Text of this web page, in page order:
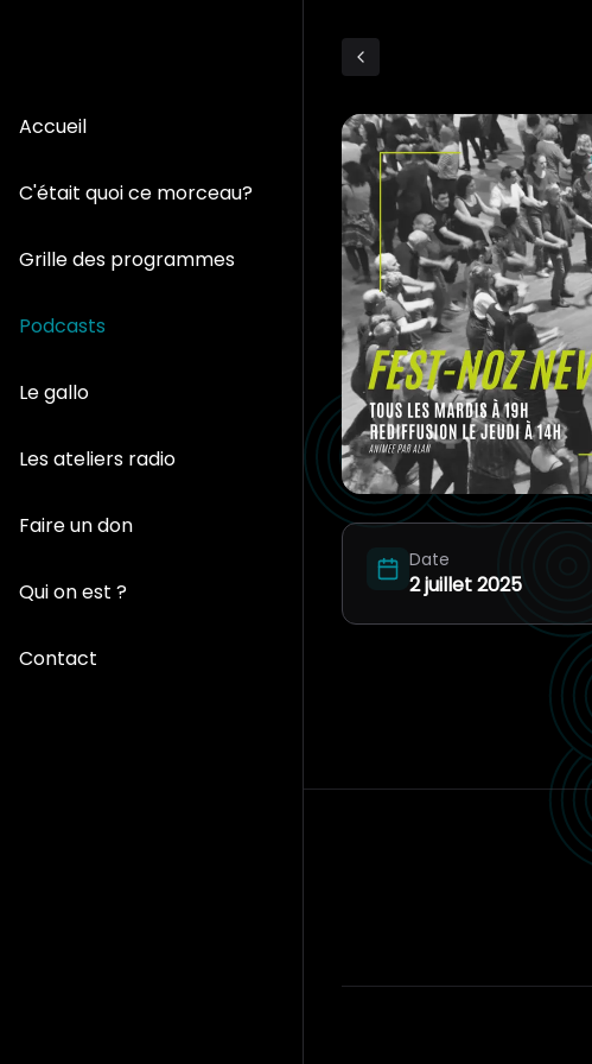
Accueil
C'était quoi ce morceau?
Grille des programmes
Podcasts
Le gallo
Les ateliers radio
Faire un don
Qui on est ?
Contact
Date
2 juillet 2025